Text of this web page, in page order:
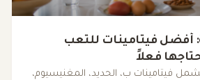
أفضل فيتامينات للتعب
فعلاً
فيتامينات ب، الحديد، المغنيسيوم،